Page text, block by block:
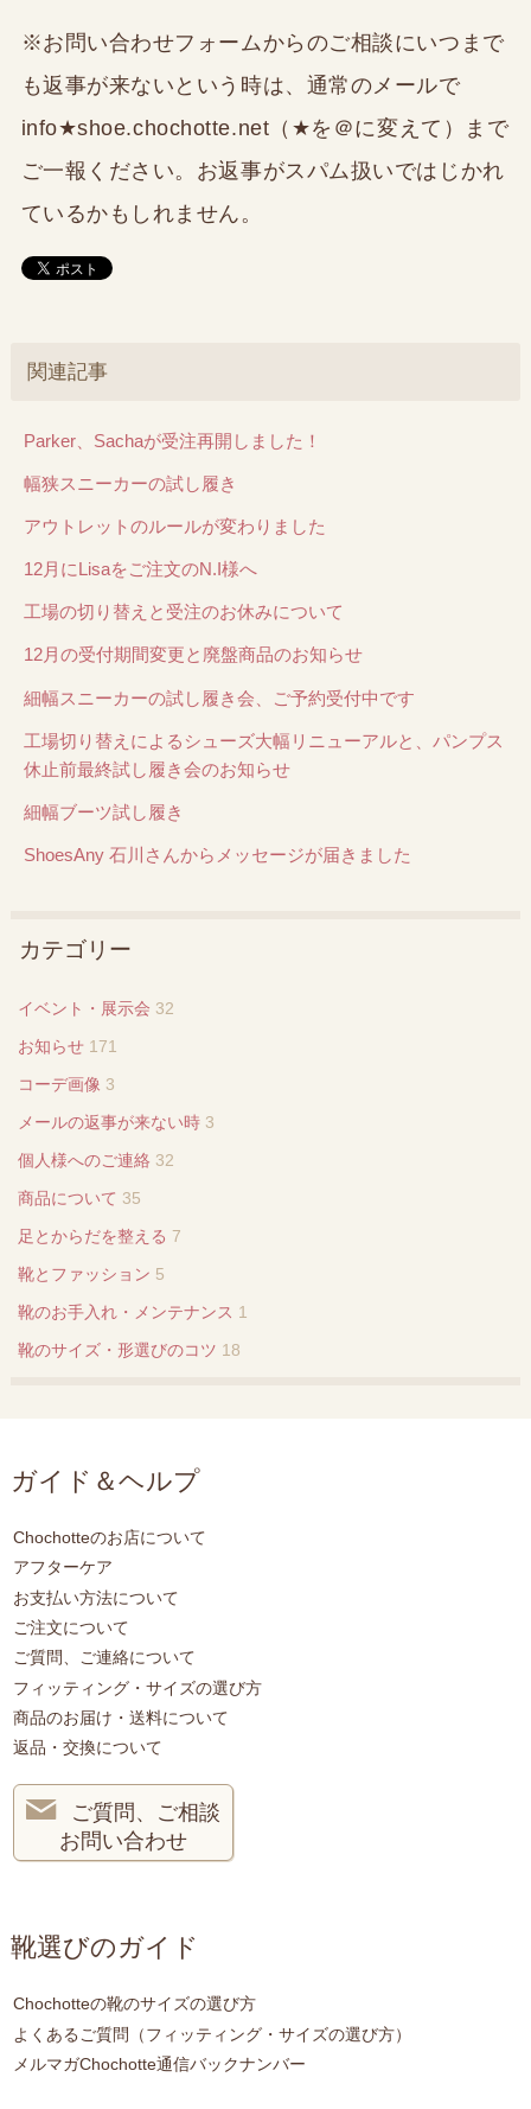
※お問い合わせフォームからのご相談にいつまで
も返事が来ないという時は、通常のメールで
info★shoe.chochotte.net（★を＠に変えて）まで
ご一報ください。お返事がスパム扱いではじかれ
ているかもしれません。
関連記事
Parker、Sachaが受注再開しました！
幅狭スニーカーの試し履き
アウトレットのルールが変わりました
12月にLisaをご注文のN.I様へ
工場の切り替えと受注のお休みについて
12月の受付期間変更と廃盤商品のお知らせ
細幅スニーカーの試し履き会、ご予約受付中です
工場切り替えによるシューズ大幅リニューアルと、パンプス
休止前最終試し履き会のお知らせ
細幅ブーツ試し履き
ShoesAny 石川さんからメッセージが届きました
カテゴリー
イベント・展示会 32
お知らせ 171
コーデ画像 3
メールの返事が来ない時 3
個人様へのご連絡 32
商品について 35
足とからだを整える 7
靴とファッション 5
靴のお手入れ・メンテナンス 1
靴のサイズ・形選びのコツ 18
ガイド＆ヘルプ
Chochotteのお店について
アフターケア
お支払い方法について
ご注文について
ご質問、ご連絡について
フィッティング・サイズの選び方
商品のお届け・送料について
返品・交換について
ご質問、ご相談
お問い合わせ
靴選びのガイド
Chochotteの靴のサイズの選び方
よくあるご質問（フィッティング・サイズの選び方）
メルマガChochotte通信バックナンバー